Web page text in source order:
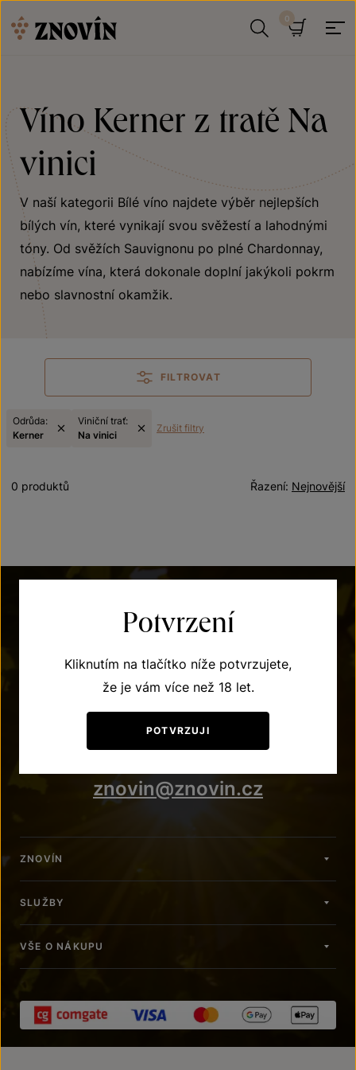
Víno Kerner z tratě Na
vinici
V naší kategorii Bílé víno najdete výběr nejlepších
bílých vín, které vynikají svou svěžestí a lahodnými
tóny. Od svěžích Sauvignonu po plné Chardonnay,
nabízíme vína, která dokonale doplní jakýkoli pokrm
nebo slavnostní okamžik.
FILTROVAT
Odrůda:
Kerner
Viniční trať:
Na vinici
Zrušit filtry
Nejnovější
Řazení:
0 produktů
POTŘEBUJETE PORADIT?
+420 515 266 620
znovin@znovin.cz
ZNOVÍN
SLUŽBY
VŠE O NÁKUPU
Potvrzení
Kliknutím na tlačítko níže potvrzujete,
že je vám více než 18 let.
POTVRZUJI